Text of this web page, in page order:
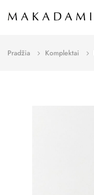
Pradžia Komplektai